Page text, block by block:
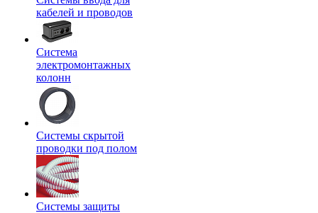
кабелей и проводов
Система
электромонтажных
колонн
Системы скрытой
проводки под полом
Системы защиты